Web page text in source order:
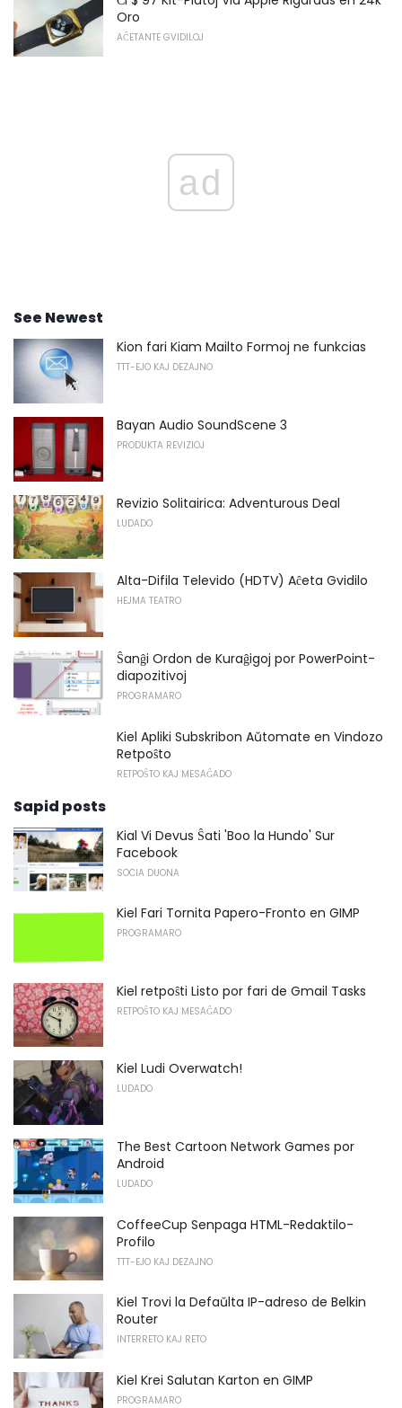
Oro
AĈETANTE GVIDILOJ
ad
See Newest
Kion fari Kiam Mailto Formoj ne funkcias
TTT-EJO KAJ DEZAJNO
Bayan Audio SoundScene 3
PRODUKTA REVIZIOJ
Revizio Solitairica: Adventurous Deal
LUDADO
Alta-Difila Televido (HDTV) Aĉeta Gvidilo
HEJMA TEATRO
Ŝanĝi Ordon de Kuraĝigoj por PowerPoint-
diapozitivoj
PROGRAMARO
Kiel Apliki Subskribon Aŭtomate en Vindozo
Retpoŝto
RETPOŜTO KAJ MESAĜADO
Sapid posts
Kial Vi Devus Ŝati 'Boo la Hundo' Sur
Facebook
SOCIA DUONA
Kiel Fari Tornita Papero-Fronto en GIMP
PROGRAMARO
Kiel retpoŝti Listo por fari de Gmail Tasks
RETPOŜTO KAJ MESAĜADO
Kiel Ludi Overwatch!
LUDADO
The Best Cartoon Network Games por
Android
LUDADO
CoffeeCup Senpaga HTML-Redaktilo-
Profilo
TTT-EJO KAJ DEZAJNO
Kiel Trovi la Defaŭlta IP-adreso de Belkin
Router
INTERRETO KAJ RETO
Kiel Krei Salutan Karton en GIMP
PROGRAMARO